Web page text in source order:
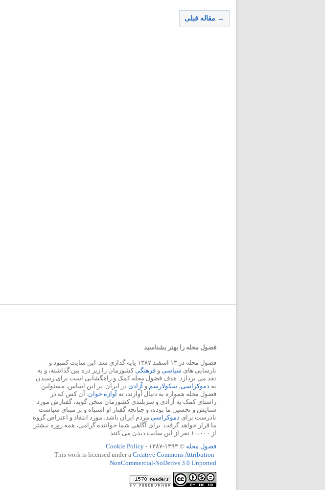
→ مقاله قبلی
فضول محله را بهتر بشناسید
فضول محله در ۱۳ اسفند ۱۳۸۷ پایه گذاری شد. این سایت کمبود و
نارسایی های سیاسی و فرهنگیکشورمان را زیر ذره بین گذاشته، و به
نقد می پردازد. هدف فضول محله کمک و راهگشایی است برای رسیدن
به دموکراسی، سکولارسم و آزادی در ایران. بر این اساس، مسئولین
فضول محله همواره به دنبال آوازند، نه آوازه خوان. آن کس که در
راستای کمک به آزادی و سربلندی کشورمان سخن گوید، گفتارش مورد
ستایش و تحسین ما بوده، و چنانچه گفتار او اشتباه و بر مبنای سیاست
نادرست برای دموکراسی مردم ایران باشد، مورد انتقاد و اعتراض گروه
ما قرار خواهد گرفت. برای آگاهی شما خواننده گرامی، همه روزه بیشتر
از ۱۰،۰۰۰ نفر از این سایت دیدن می کنند.
فضول محله © ۱۳۹۳-۱۳۸۷ -
Cookie Policy
This work is licensed under a Creative Commons Attribution-
NonCommercial-NoDerivs 3.0 Unported